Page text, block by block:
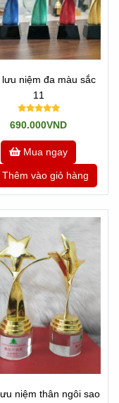
lưu niệm đa màu sắc
11
690.000VND
Mua ngay
Thêm vào giỏ hàng
niệm thân ngôi sao